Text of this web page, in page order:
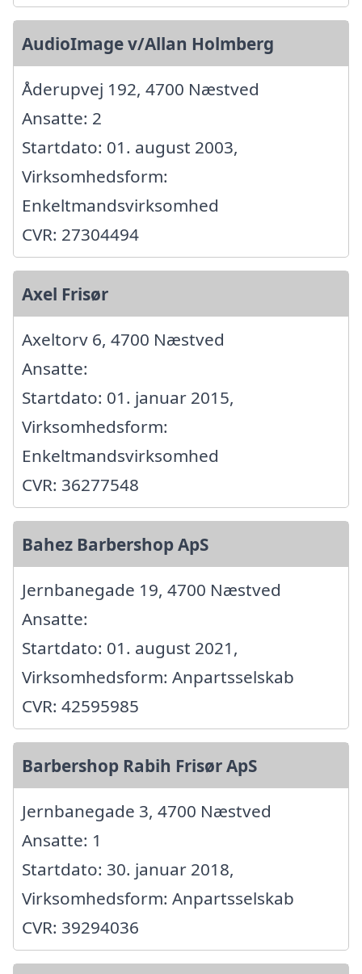
AudioImage v/Allan Holmberg
Åderupvej 192, 4700 Næstved
Ansatte: 2
Startdato: 01. august 2003,
Virksomhedsform:
Enkeltmandsvirksomhed
CVR: 27304494
Axel Frisør
Axeltorv 6, 4700 Næstved
Ansatte:
Startdato: 01. januar 2015,
Virksomhedsform:
Enkeltmandsvirksomhed
CVR: 36277548
Bahez Barbershop ApS
Jernbanegade 19, 4700 Næstved
Ansatte:
Startdato: 01. august 2021,
Virksomhedsform: Anpartsselskab
CVR: 42595985
Barbershop Rabih Frisør ApS
Jernbanegade 3, 4700 Næstved
Ansatte: 1
Startdato: 30. januar 2018,
Virksomhedsform: Anpartsselskab
CVR: 39294036